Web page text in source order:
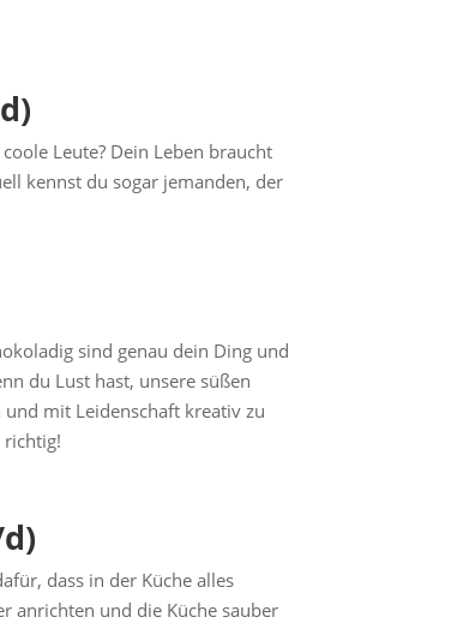
Leute? Dein Leben braucht
kennst du sogar jemanden, der
sind genau dein Ding und
du Lust hast, unsere süßen
mit Leidenschaft kreativ zu
richtig!
dass in der Küche alles
anrichten und die Küche sauber